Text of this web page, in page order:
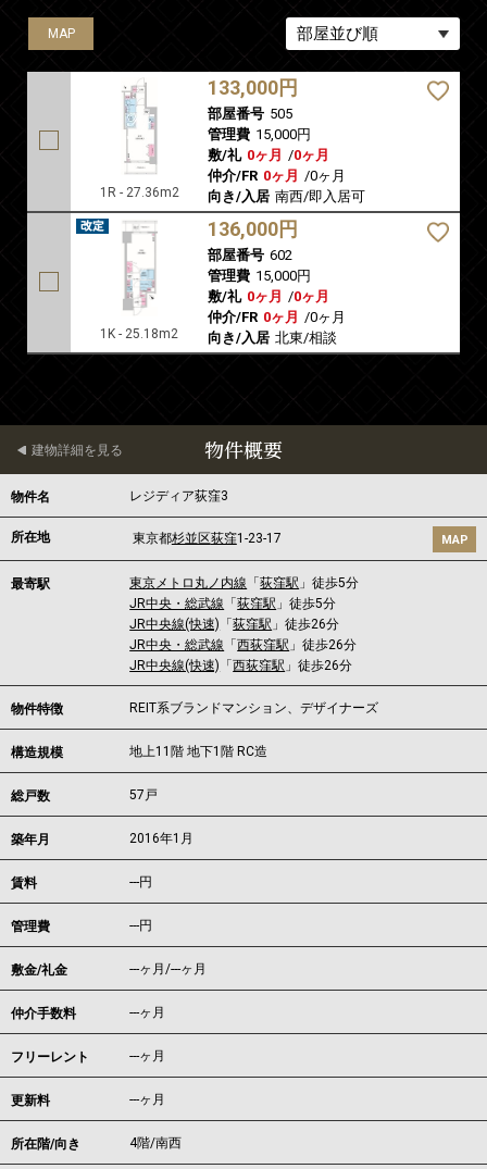
MAP
1R - 27.36m2
133,000円
部屋番号 505
管理費 15,000円
敷/礼 0ヶ月 /0ヶ月
仲介/FR 0ヶ月 /0ヶ月
向き/入居 南西/即入居可
MAP
1K - 25.18m2
136,000円
部屋番号 602
管理費 15,000円
敷/礼 0ヶ月 /0ヶ月
仲介/FR 0ヶ月 /0ヶ月
向き/入居 北東/相談
物件概要
建物詳細を見る
物件名 レジディア荻窪3
所在地 東京都杉並区荻窪1-23-17 MAP
最寄駅 東京メトロ丸ノ内線 「荻窪駅 」徒歩5分
JR中央・総武線 「荻窪駅 」徒歩5分
JR中央線(快速) 「荻窪駅 」徒歩26分
JR中央・総武線 「西荻窪駅 」徒歩26分
JR中央線(快速) 「西荻窪駅 」徒歩26分
物件特徴 REIT系ブランドマンション、デザイナーズ
構造規模 地上11階 地下1階 RC造
総戸数 57戸
築年月 2016年1月
賃料 ---円
管理費 ---円
敷金/礼金 ---ヶ月/---ヶ月
仲介手数料 ---ヶ月
フリーレント ---ヶ月
更新料 ---ヶ月
所在階/向き 4階/南西